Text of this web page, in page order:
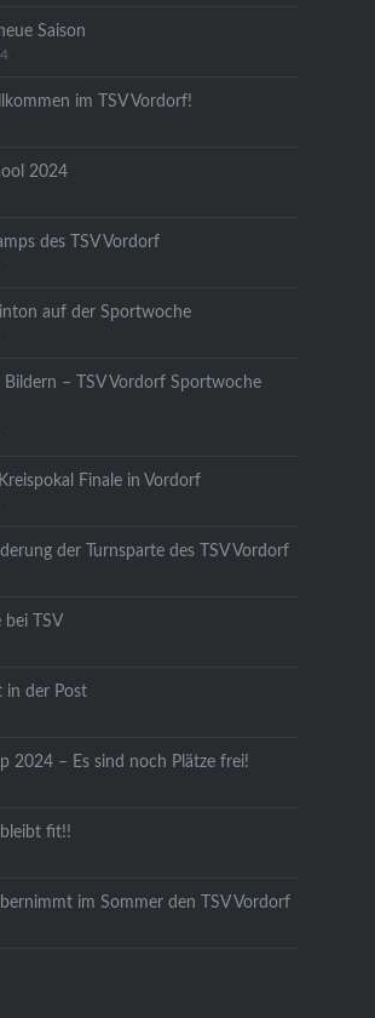
Saison
im TSV Vordorf!
2024
des TSV Vordorf
auf der Sportwoche
Bildern – TSV Vordorf Sportwoche
Finale in Vordorf
der Turnsparte des TSV Vordorf
TSV
in der Post
2024 – Es sind noch Plätze frei!
fit!!
im Sommer den TSV Vordorf